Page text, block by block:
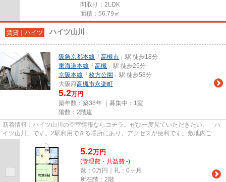
間取り：2LDK
面積：56.79㎡
賃貸｜ハイツ ハイツ山川
阪急京都本線 「 高槻市 」駅 徒歩18分
東海道本線 「 高槻 」駅 徒歩25分
京阪本線 「 枚方公園 」駅 徒歩58分
大阪府高槻市永楽町
5.2万円
築年数：築38年 ｜募集中： 1室
階数：2階建
新着情報：ハイツ山川の空室情報ならコチラ。ぜひ一度見ていただきたい、「ハ
イツ山川」です。2駅利用できる場所にあり、アクセスが便利です。敷地内ごみ
置き場付き物件です。阪急京都...
5.2万円
(管理費・共益費 -)
敷：0万円｜礼：0ヶ月
所在階：2階